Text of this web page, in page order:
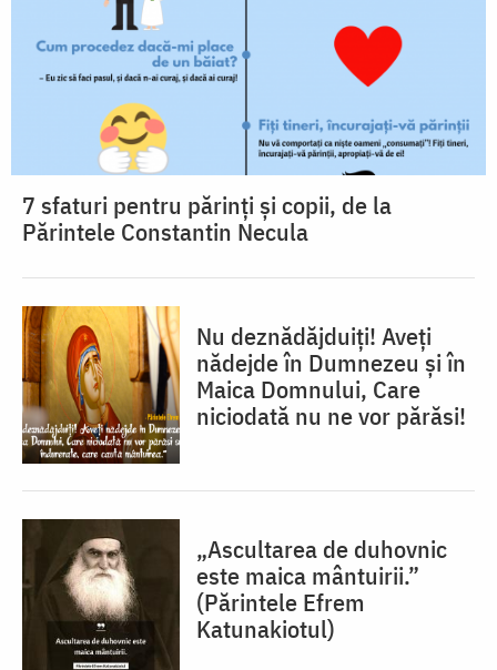
7 sfaturi pentru părinți și copii, de la
Părintele Constantin Necula
Nu deznădăjduiţi! Aveţi
nădejde în Dumnezeu şi în
Maica Domnului, Care
niciodată nu ne vor părăsi!
„Ascultarea de duhovnic
este maica mântuirii.”
(Părintele Efrem
Katunakiotul)